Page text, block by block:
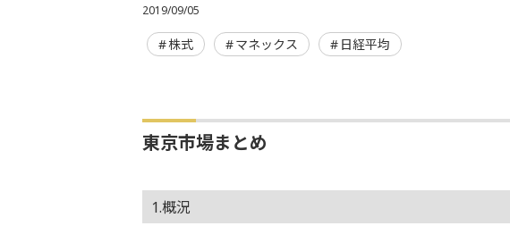
2019/09/05
株式 マネックス 日経平均
東京市場まとめ
1.概況